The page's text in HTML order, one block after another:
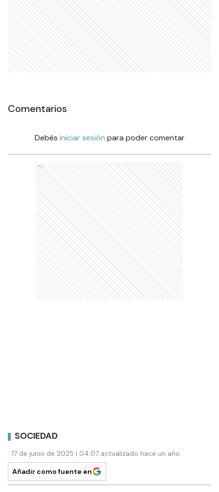
Comentarios
Debés iniciar sesión para poder comentar
Ads
SOCIEDAD
17 de junio de 2025 | 04:07 actualizado hace un año
Añadir como fuente en